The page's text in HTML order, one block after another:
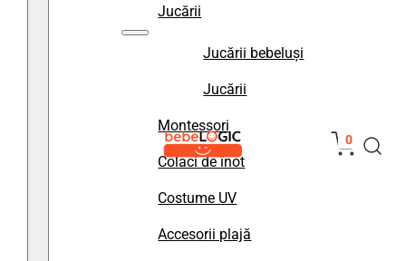
Jucării
Jucării bebeluși
Jucării
Montessori
Colaci de înot
Costume UV
Accesorii plajă
0